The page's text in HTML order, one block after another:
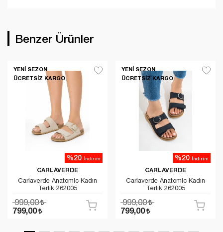
Benzer Ürünler
YENI SEZON
ÜCRETSIZ KARGO
CARLAVERDE
Carlaverde Anatomic Kadın
Terlik 262005
%20 İndirim
999,00
799,00
YENI SEZON
ÜCRETSIZ KARGO
CARLAVERDE
Carlaverde Anatomic Kadın
Terlik 262005
%20 İndirim
999,00
799,00